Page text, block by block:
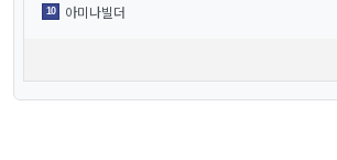
10 아미나빌더